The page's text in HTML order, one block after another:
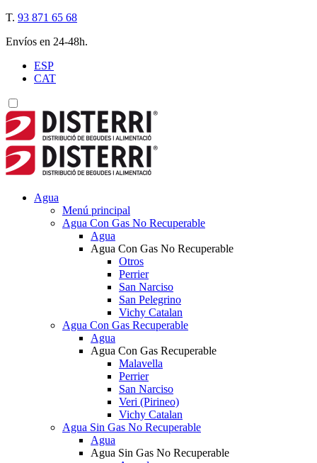
T. 93 871 65 68
Envíos en 24-48h.
ESP
CAT
Agua
Menú principal
Agua Con Gas No Recuperable
Agua
Agua Con Gas No Recuperable
Otros
Perrier
San Narciso
San Pelegrino
Vichy Catalan
Agua Con Gas Recuperable
Agua
Agua Con Gas Recuperable
Malavella
Perrier
San Narciso
Veri (Pirineo)
Vichy Catalan
Agua Sin Gas No Recuperable
Agua
Agua Sin Gas No Recuperable